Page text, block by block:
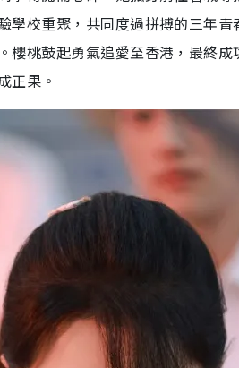
學校重聚，共同度過拼搏的三年
櫻桃鼓起勇氣追愛至香港，最終
正果。